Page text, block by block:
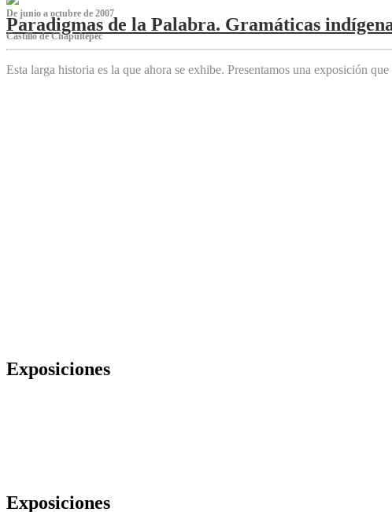
De junio a octubre de 2007
Paradigmas de la Palabra. Gramáticas
Castillo de Chapultepec
Esta larga historia es la que ahora se exhibe. Presentamos una exposición
Exposiciones
Exposiciones